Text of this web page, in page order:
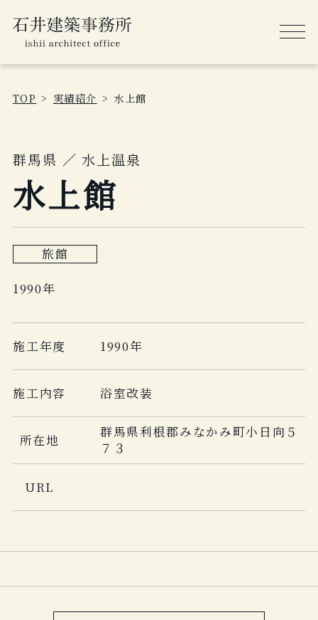
TOP 実績紹介 水上館
群馬県 ／ 水上温泉
水上館
旅館
1990年
施工年度 1990年
施工内容 浴室改装
所在地
群馬県利根郡みなかみ町小日向５
７３
URL